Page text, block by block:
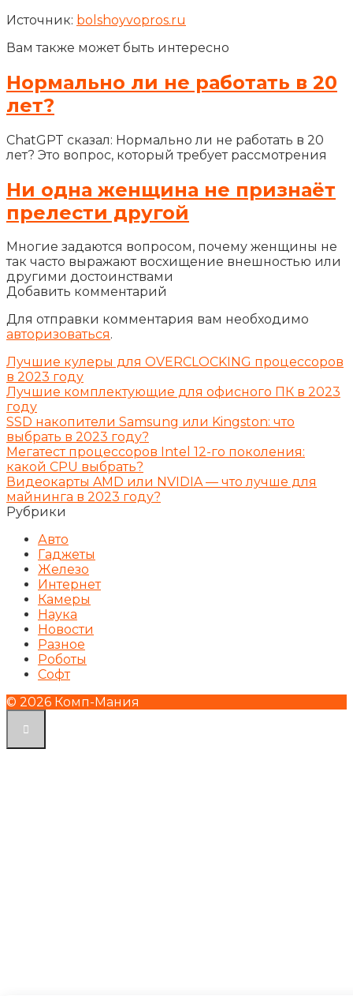
Источник: bolshoyvopros.ru
Вам также может быть интересно
Нормально ли не работать в 20
лет?
ChatGPT сказал: Нормально ли не работать в 20
лет? Это вопрос, который требует рассмотрения
Ни одна женщина не признаёт
прелести другой
Многие задаются вопросом, почему женщины не
так часто выражают восхищение внешностью или
другими достоинствами
Добавить комментарий
Для отправки комментария вам необходимо
авторизоваться.
Лучшие кулеры для OVERCLOCKING процессоров
в 2023 году
Лучшие комплектующие для офисного ПК в 2023
году
SSD накопители Samsung или Kingston: что
выбрать в 2023 году?
Мегатест процессоров Intel 12-го поколения:
какой CPU выбрать?
Видеокарты AMD или NVIDIA — что лучше для
майнинга в 2023 году?
Рубрики
Авто
Гаджеты
Железо
Интернет
Камеры
Наука
Новости
Разное
Роботы
Софт
© 2026 Комп-Мания